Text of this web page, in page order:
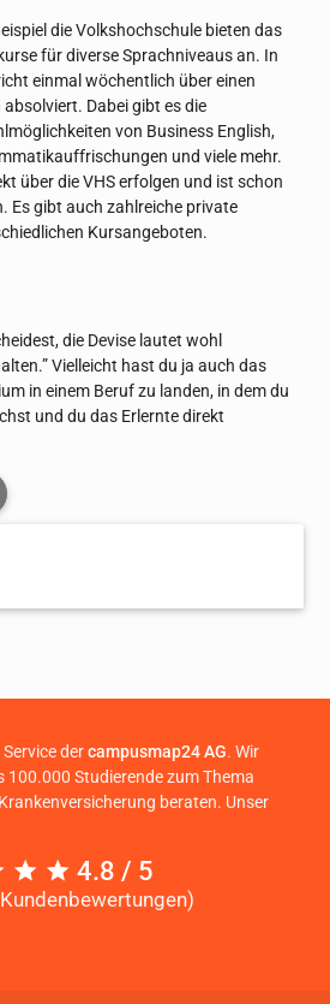
die Volkshochschule bieten das
für diverse Sprachniveaus an. In
einmal wöchentlich über einen
Dabei gibt es die
von Business English,
und viele mehr.
über die VHS erfolgen und ist schon
Es gibt auch zahlreiche private
Kursangeboten.
die Devise lautet wohl
Vielleicht hast du ja auch das
in einem Beruf zu landen, in dem du
und du das Erlernte direkt
Service dercampusmap24 AG. Wir
100.000 Studierende zum Thema
beraten. Unser
4.8 / 5